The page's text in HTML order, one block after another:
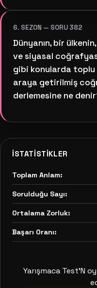
6. SEZON — SORU 382
Dünyanın, bir
ve siyasal
gibi konularda
araya getirilmiş
derlemesine ne
İSTATISTIKLER
Toplam Anlam:
Sorulduğu Sayı:
Ortalama Zorluk:
Başarı Oranı:
Yarışmaca Test'N